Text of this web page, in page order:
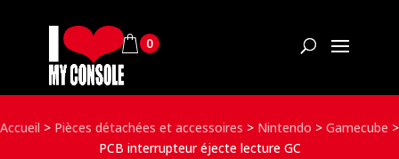
0
Accueil > Pièces détachées et accessoires > Nintendo > Gamecube >
PCB interrupteur éjecte lecture GC